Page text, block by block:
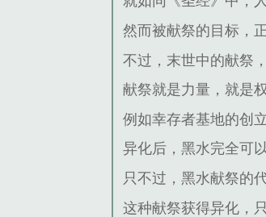
然而被献祭的目标，
不过，末世中的献祭
献祭就是力量，就是
例如幸存者基地的创
异化后，黑水完全可
只不过，黑水献祭的
这种献祭获得异化，